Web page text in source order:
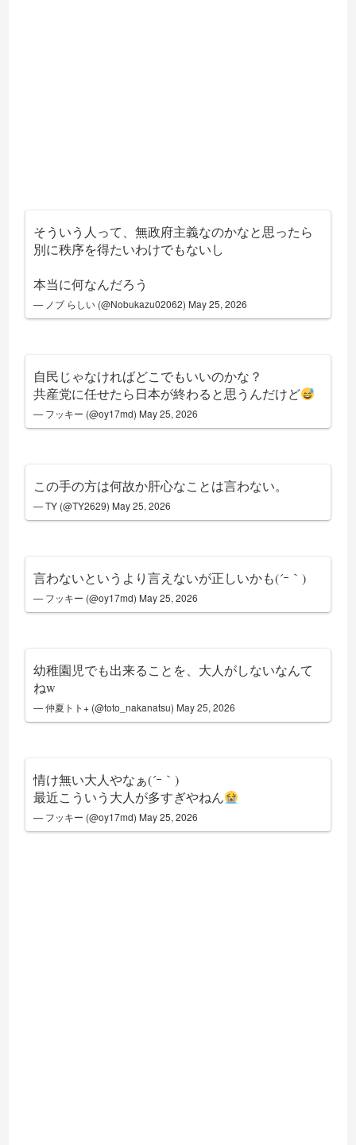
そういう人って、無政府主義なのかなと思ったら
別に秩序を得たいわけでもないし
本当に何なんだろう
— ノブ らしい (@Nobukazu02062) May 25, 2026
自民じゃなければどこでもいいのかな？
共産党に任せたら日本が終わると思うんだけど
— フッキー (@oy17md) May 25, 2026
この手の方は何故か肝心なことは言わない。
— TY (@TY2629) May 25, 2026
言わないというより言えないが正しいかも(´ｰ｀)
— フッキー (@oy17md) May 25, 2026
幼稚園児でも出来ることを、大人がしないなんて
ねw
— 仲夏トト+ (@toto_nakanatsu) May 25, 2026
情け無い大人やなぁ(´ｰ｀)
最近こういう大人が多すぎやねん
— フッキー (@oy17md) May 25, 2026